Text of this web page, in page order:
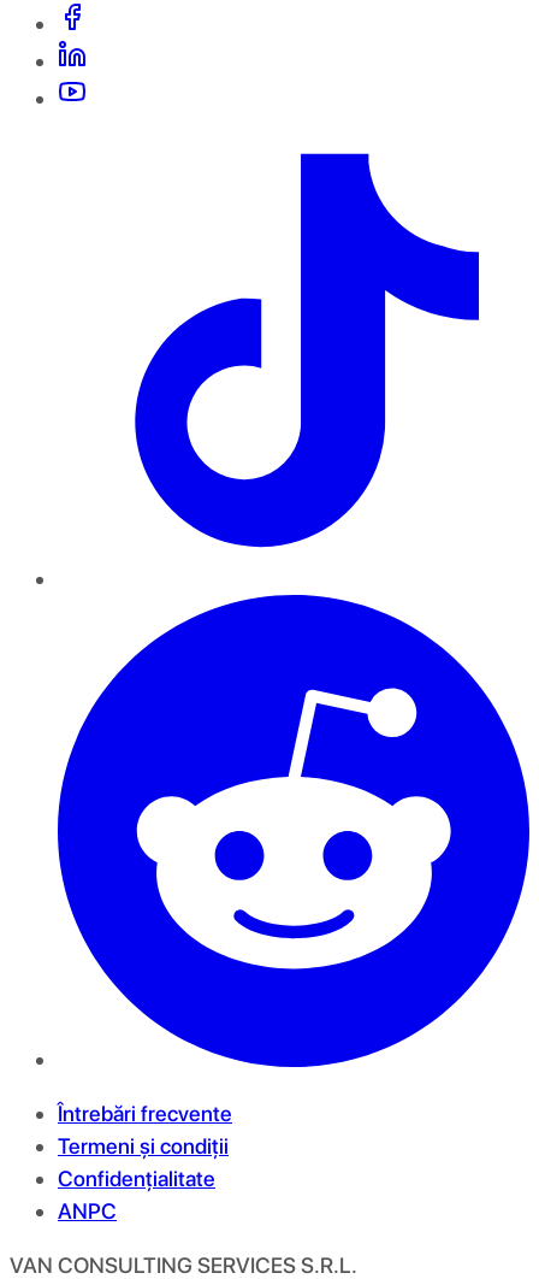
Întrebări frecvente
Termeni și condiții
Confidențialitate
ANPC
VAN CONSULTING SERVICES S.R.L.